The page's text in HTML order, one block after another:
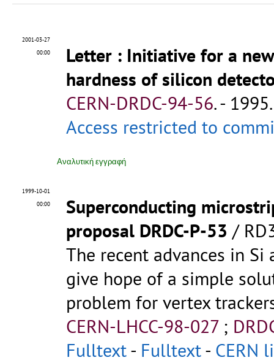
2001-03-27
00:00
Letter : Initiative for a
hardness of silicon
CERN-DRDC-94-56.- 1995.
Access restricted to
Αναλυτική εγγραφή
1999-10-01
00:00
Superconducting
proposal DRDC-P-53 /
The recent advances in
give hope of a simple
problem for vertex
CERN-LHCC-98-027;
Fulltext- Fulltext- CERN